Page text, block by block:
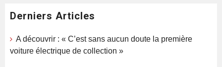
Derniers Articles
A découvrir : « C’est sans aucun doute la première
voiture électrique de collection »